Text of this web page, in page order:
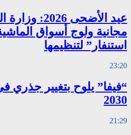
عيد الأضحى
مجانية ولوج أسواق
استنفار” لتنظيمها
23:20
“فيفا” يلوح بتغيير جذري
2030
21:29